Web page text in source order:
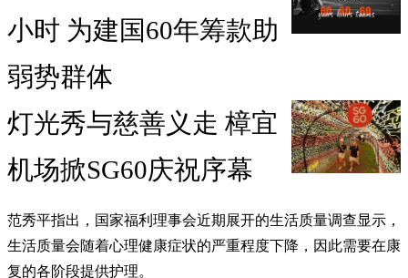
小时 为建国60年筹款助
弱势群体
灯光秀与慈善义走 樟宜
机场掀SG60庆祝序幕
范秀平指出，国家福利理事会近期展开的生活质量调查显示，
生活质量会随着心理健康症状的严重程度下降，因此需要在康
复的各阶段提供护理。